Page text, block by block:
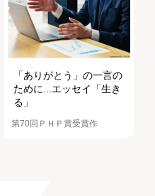
「ありがとう」の一言の
ために...エッセイ「生き
る」
第70回ＰＨＰ賞受賞作